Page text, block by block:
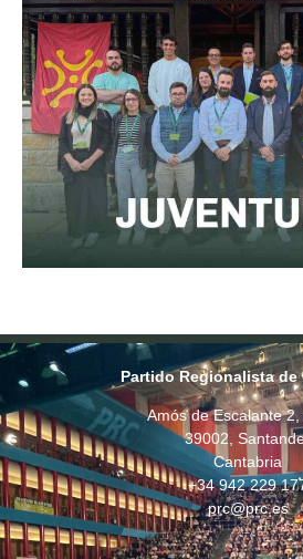
Partido Regionalista de
Amós de Escalante
39002,
Cantabria
+34 942 229
prc@prc.es